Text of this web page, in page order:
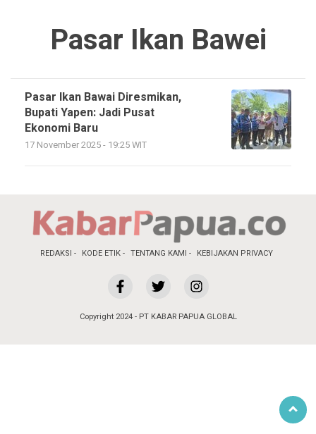
Pasar Ikan Bawei
Pasar Ikan Bawai Diresmikan,
Bupati Yapen: Jadi Pusat
Ekonomi Baru
17 November 2025 - 19:25 WIT
REDAKSI KODE ETIK TENTANG KAMI KEBIJAKAN PRIVACY
Copyright 2024 - PT KABAR PAPUA GLOBAL